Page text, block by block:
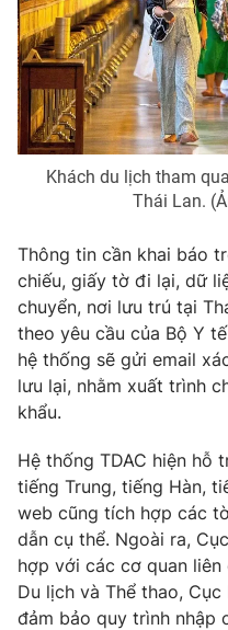
Photo
Video
VTV Money
VTV Sức khoẻ
Thị trường 24h
VTV4
Liên hệ tòa soạn
THỜI BÁO VTV
Khách du lịch tham
Thái Lan.
Thông tin cần khai báo
chiếu, giấy tờ đi lại, dữ
chuyển, nơi lưu trú tại
theo yêu cầu của Bộ Y
hệ thống sẽ gửi email
lưu lại, nhằm xuất trình
khẩu.
Hệ thống TDAC hiện hỗ
tiếng Trung, tiếng Hàn,
web cũng tích hợp các
dẫn cụ thể. Ngoài ra,
hợp với các cơ quan liên
Du lịch và Thể thao,
đảm bảo quy trình nhập